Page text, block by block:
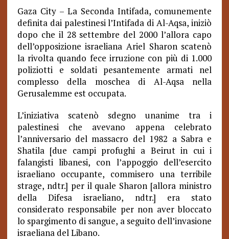
Gaza City – La Seconda Intifada, comunemente
definita dai palestinesi l’Intifada di Al-Aqsa, iniziò
dopo che il 28 settembre del 2000 l’allora capo
dell’opposizione israeliana Ariel Sharon scatenò
la rivolta quando fece irruzione con più di 1.000
poliziotti e soldati pesantemente armati nel
complesso della moschea di Al-Aqsa nella
Gerusalemme est occupata.
L’iniziativa scatenò sdegno unanime tra i
palestinesi che avevano appena celebrato
l’anniversario del massacro del 1982 a Sabra e
Shatila [due campi profughi a Beirut in cui i
falangisti libanesi, con l’appoggio dell’esercito
israeliano occupante, commisero una terribile
strage, ndtr.] per il quale Sharon [allora ministro
della Difesa israeliano, ndtr.] era stato
considerato responsabile per non aver bloccato
lo spargimento di sangue, a seguito dell’invasione
israeliana del Libano.